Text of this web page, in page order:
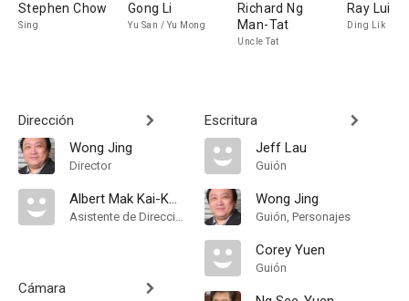
Stephen Chow
Sing
Gong Li
Yu San / Yu Mong
Richard Ng
Man-Tat
Uncle Tat
Ray Lui
Ding Lik
Dirección
Wong Jing
Director
Albert Mak Kai-Kwong
Asistente de Dirección
Cámara
Escritura
Jeff Lau
Guión
Wong Jing
Guión, Personajes
Corey Yuen
Guión